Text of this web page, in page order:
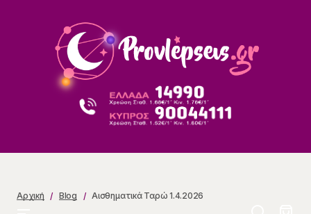
Αρχική Blog Αισθηματικά Ταρώ 1.4.2026